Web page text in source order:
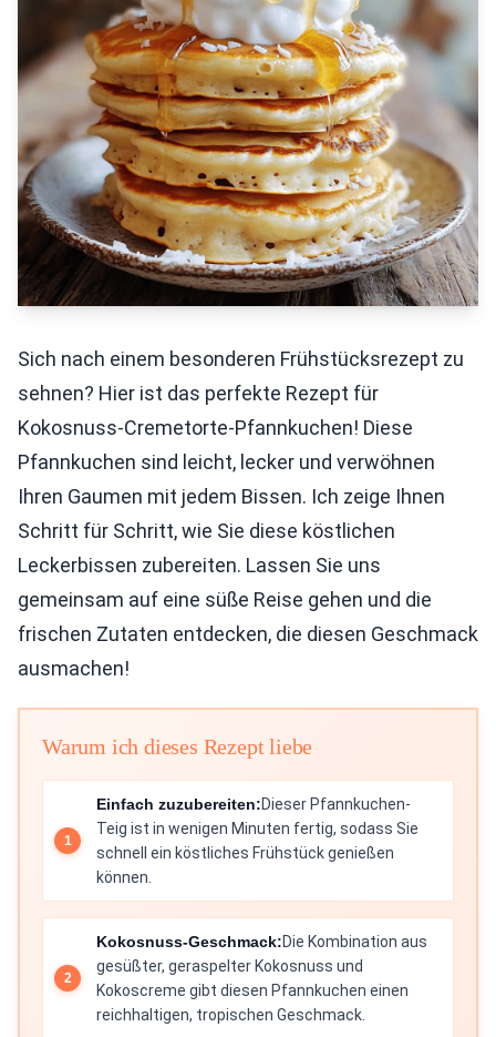
Sich nach einem besonderen Frühstücksrezept zu
sehnen? Hier ist das perfekte Rezept für
Kokosnuss-Cremetorte-Pfannkuchen! Diese
Pfannkuchen sind leicht, lecker und verwöhnen
Ihren Gaumen mit jedem Bissen. Ich zeige Ihnen
Schritt für Schritt, wie Sie diese köstlichen
Leckerbissen zubereiten. Lassen Sie uns
gemeinsam auf eine süße Reise gehen und die
frischen Zutaten entdecken, die diesen Geschmack
ausmachen!
Warum ich dieses Rezept liebe
Einfach zuzubereiten:Dieser Pfannkuchen-
Teig ist in wenigen Minuten fertig, sodass Sie
schnell ein köstliches Frühstück genießen
können.
Kokosnuss-Geschmack:Die Kombination aus
gesüßter, geraspelter Kokosnuss und
Kokoscreme gibt diesen Pfannkuchen einen
reichhaltigen, tropischen Geschmack.